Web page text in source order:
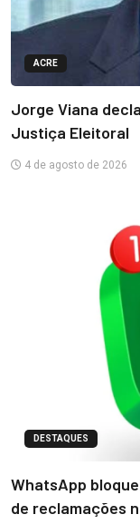
ACRE
Jorge Viana
Justiça Eleitoral
4 de agosto de 2026
DESTAQUES
WhatsApp
de reclamações